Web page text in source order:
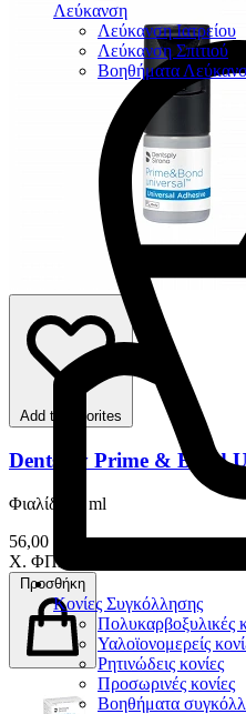
Λεύκανση
Λεύκανση Ιατρείου
Λεύκανση Σπιτιού
Βοηθήματα
Κονίες Συγκόλλησης
Πολυκαρβοξυλικές
Υαλοϊονομερείς
Ρητινώδεις κονίες
Προσωρινές κονίες
Βοηθήματα
Add to favorites
Dentsply Prime & Bond
Φιαλίδιο 4 ml
56,00 €
Χ. ΦΠΑ
Προσθήκη